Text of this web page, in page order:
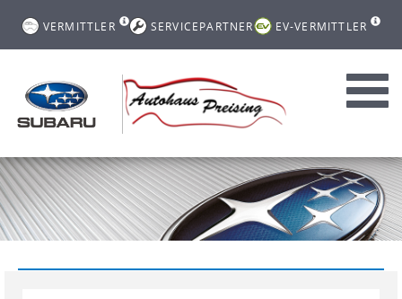
VERMITTLER SERVICEPARTNER EV-VERMITTLER